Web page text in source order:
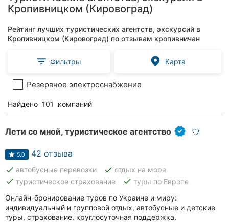
Кропивницком (Кировоград)
Рейтинг лучших туристических агентств, экскурсий в
Кропивницком (Кировоград) по отзывам кропивничан
Фильтры Карта
Резервное электроснабжение
Найдено 101 компаний
Лети со мной, туристическое агентство
5.0 42 отзыва
done автобусные перевозки done отдых на море
done туристическое страхование done туры по Европе
Онлайн-бронирование туров по Украине и миру:
индивидуальный и групповой отдых, автобусные и детские
туры, страхование, круглосуточная поддержка.